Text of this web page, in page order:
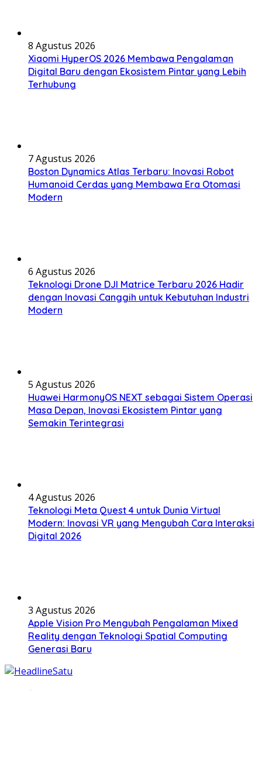
8 Agustus 2026
Xiaomi HyperOS 2026 Membawa Pengalaman
Digital Baru dengan Ekosistem Pintar yang Lebih
Terhubung
7 Agustus 2026
Boston Dynamics Atlas Terbaru: Inovasi Robot
Humanoid Cerdas yang Membawa Era Otomasi
Modern
6 Agustus 2026
Teknologi Drone DJI Matrice Terbaru 2026 Hadir
dengan Inovasi Canggih untuk Kebutuhan Industri
Modern
5 Agustus 2026
Huawei HarmonyOS NEXT sebagai Sistem Operasi
Masa Depan, Inovasi Ekosistem Pintar yang
Semakin Terintegrasi
4 Agustus 2026
Teknologi Meta Quest 4 untuk Dunia Virtual
Modern: Inovasi VR yang Mengubah Cara Interaksi
Digital 2026
3 Agustus 2026
Apple Vision Pro Mengubah Pengalaman Mixed
Reality dengan Teknologi Spatial Computing
Generasi Baru